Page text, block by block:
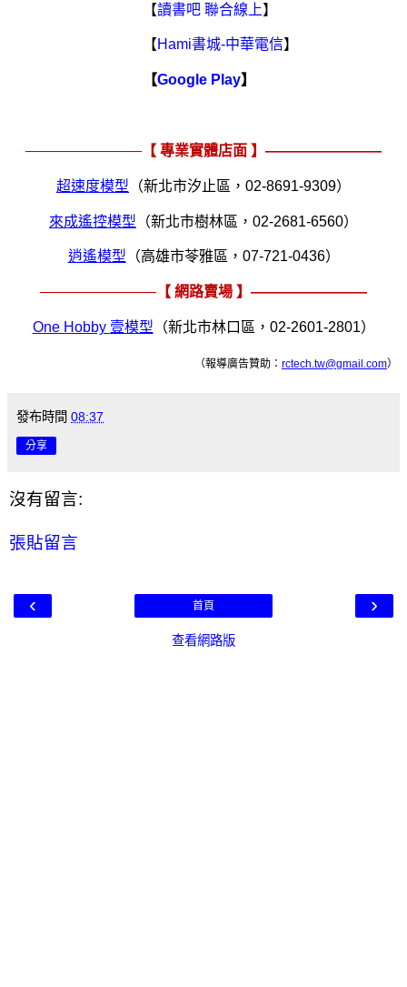
【讀書吧 聯合線上】
【Hami書城-中華電信】
【Google Play】
———————— 【 專業實體店面 】————————
超速度模型 （新北市汐止區， 02-8691-9309）
來成遙控模型 （新北市樹林區， 02-2681-6560）
逍遙模型 （高雄市苓雅區， 07-721-0436）
———————— 【 網路賣場 】————————
One Hobby 壹模型 （新北市林口區， 02-2601-2801）
（報導廣告贊助： rctech.tw@gmail.com）
發布時間 08:37
分享
沒有留言:
張貼留言
‹ ›
首頁
查看網路版